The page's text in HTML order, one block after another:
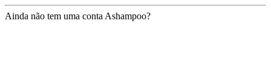
Ainda não tem uma conta Ashampoo?